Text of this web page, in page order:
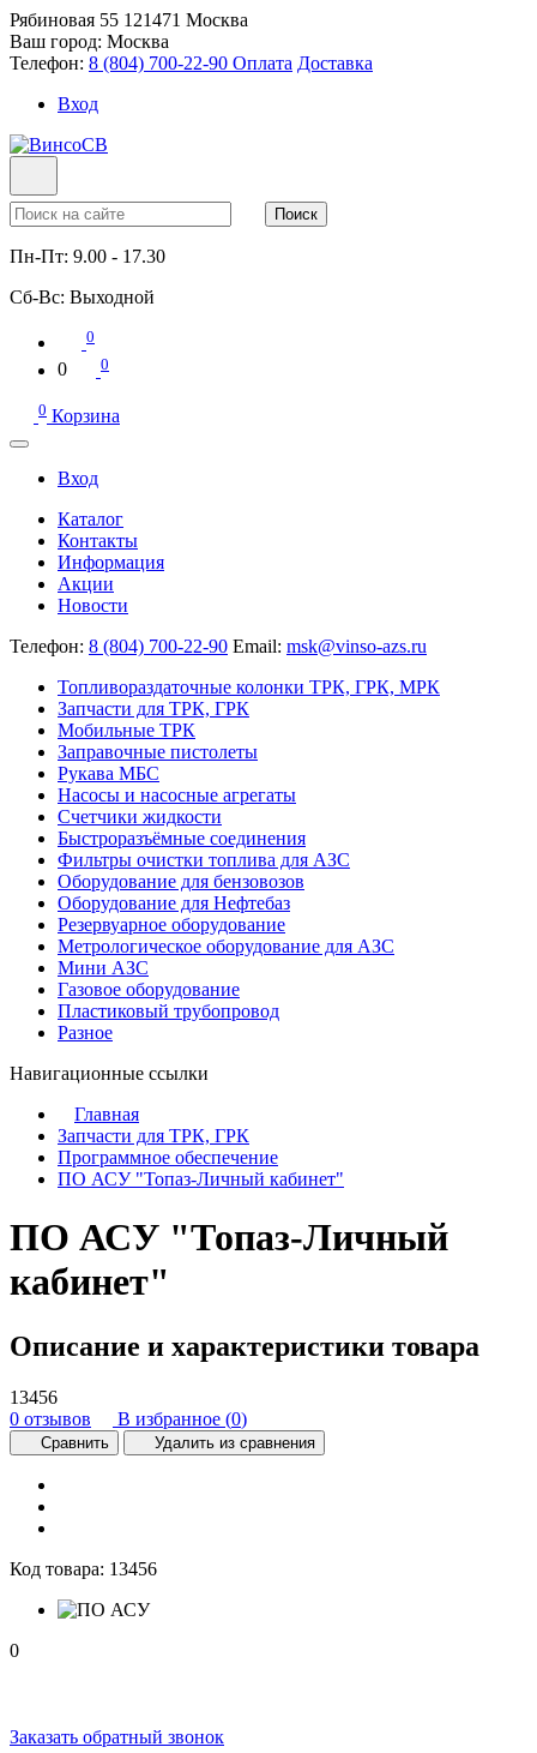
Рябиновая 55 121471 Москва
Ваш город: Москва
Телефон: 8 (804) 700-22-90 Оплата Доставка
Вход
Поиск
Пн-Пт: 9.00 - 17.30
Сб-Вс: Выходной
0
0 0
0 Корзина
Вход
Каталог
Контакты
Информация
Акции
Новости
Телефон: 8 (804) 700-22-90 Email: msk@vinso-azs.ru
Топливораздаточные колонки ТРК, ГРК, МРК
Запчасти для ТРК, ГРК
Мобильные ТРК
Заправочные пистолеты
Рукава МБС
Насосы и насосные агрегаты
Счетчики жидкости
Быстроразъёмные соединения
Фильтры очистки топлива для АЗС
Оборудование для бензовозов
Оборудование для Нефтебаз
Резервуарное оборудование
Метрологическое оборудование для АЗС
Мини АЗС
Газовое оборудование
Пластиковый трубопровод
Разное
Навигационные ссылки
Главная
Запчасти для ТРК, ГРК
Программное обеспечение
ПО АСУ "Топаз-Личный кабинет"
ПО АСУ "Топаз-Личный
кабинет"
Описание и характеристики товара
13456
0 отзывов
В избранное (0)
Сравнить Удалить из сравнения
Код товара: 13456
0
Заказать обратный звонок